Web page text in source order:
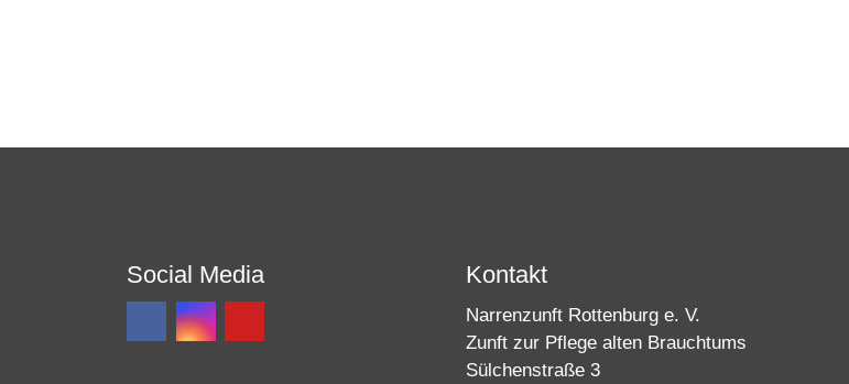
Social Media Kontakt
Narrenzunft Rottenburg e. V.
Zunft zur Pflege alten Brauchtums
Sülchenstraße 3